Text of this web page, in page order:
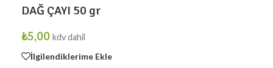
DAĞ ÇAYI 50 gr
₺5,00 kdv dahil
İlgilendiklerime Ekle